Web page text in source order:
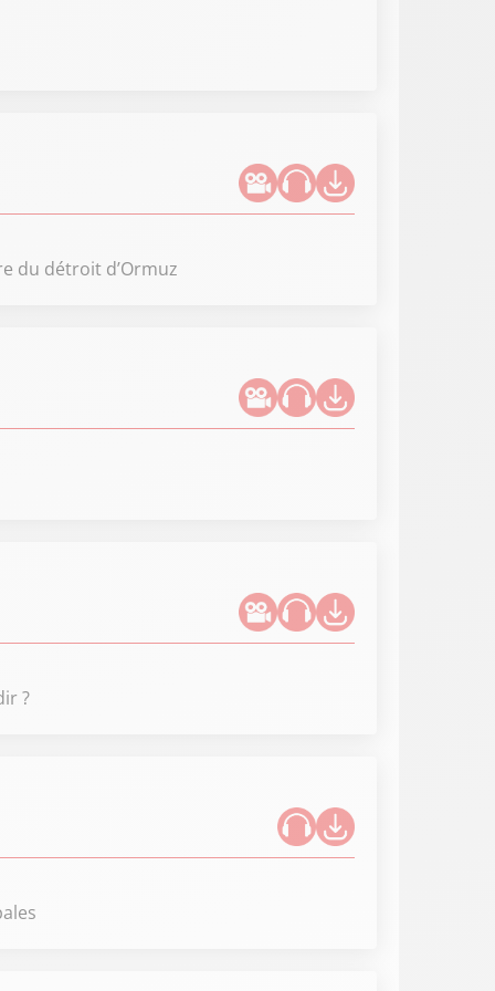
du détroit d’Ormuz
?